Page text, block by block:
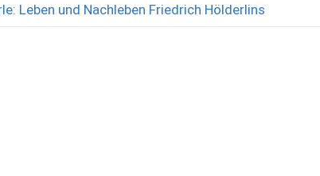
Leben und Nachleben Friedrich Hölderlins